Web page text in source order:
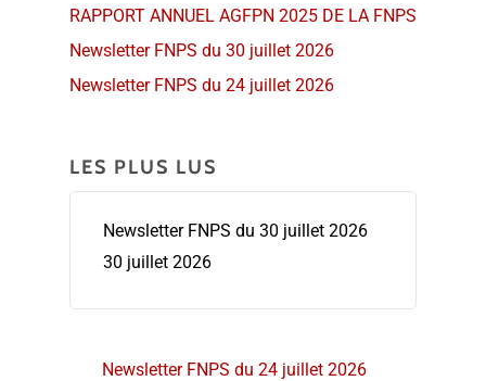
RAPPORT ANNUEL AGFPN 2025 DE LA FNPS
Newsletter FNPS du 30 juillet 2026
Newsletter FNPS du 24 juillet 2026
LES PLUS LUS
Newsletter FNPS du 30 juillet 2026
30 juillet 2026
Newsletter FNPS du 24 juillet 2026